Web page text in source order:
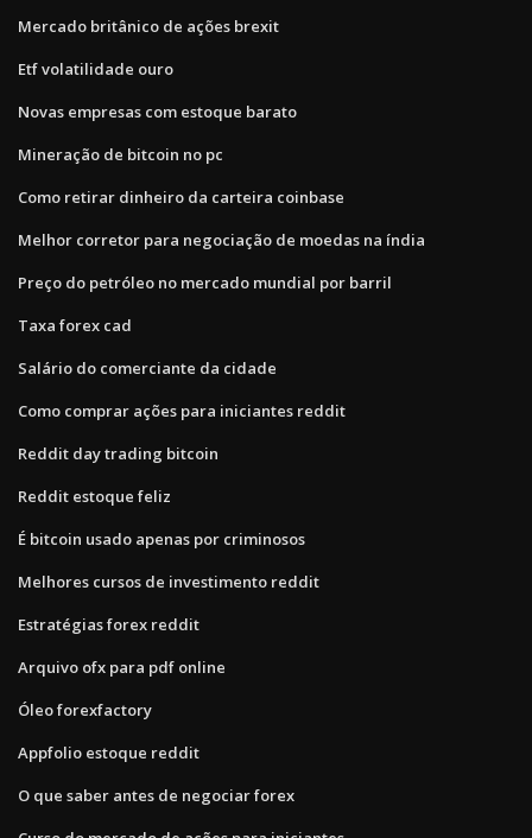
Mercado britânico de ações brexit
Etf volatilidade ouro
Novas empresas com estoque barato
Mineração de bitcoin no pc
Como retirar dinheiro da carteira coinbase
Melhor corretor para negociação de moedas na índia
Preço do petróleo no mercado mundial por barril
Taxa forex cad
Salário do comerciante da cidade
Como comprar ações para iniciantes reddit
Reddit day trading bitcoin
Reddit estoque feliz
É bitcoin usado apenas por criminosos
Melhores cursos de investimento reddit
Estratégias forex reddit
Arquivo ofx para pdf online
Óleo forexfactory
Appfolio estoque reddit
O que saber antes de negociar forex